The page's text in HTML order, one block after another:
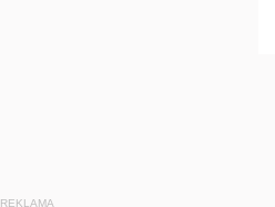
REKLAMA